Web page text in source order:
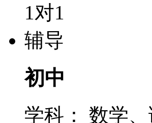
初中
学科： 数学